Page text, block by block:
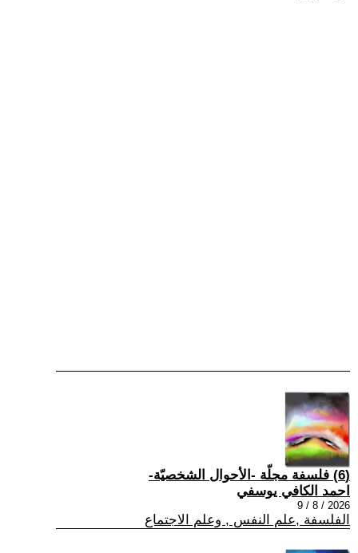
(6) فلسفة مجلّة -الأحوال الشخصيّة-
احمد الكافي يوسفي
2026 / 8 / 9
الفلسفة ,علم النفس , وعلم الاجتماع